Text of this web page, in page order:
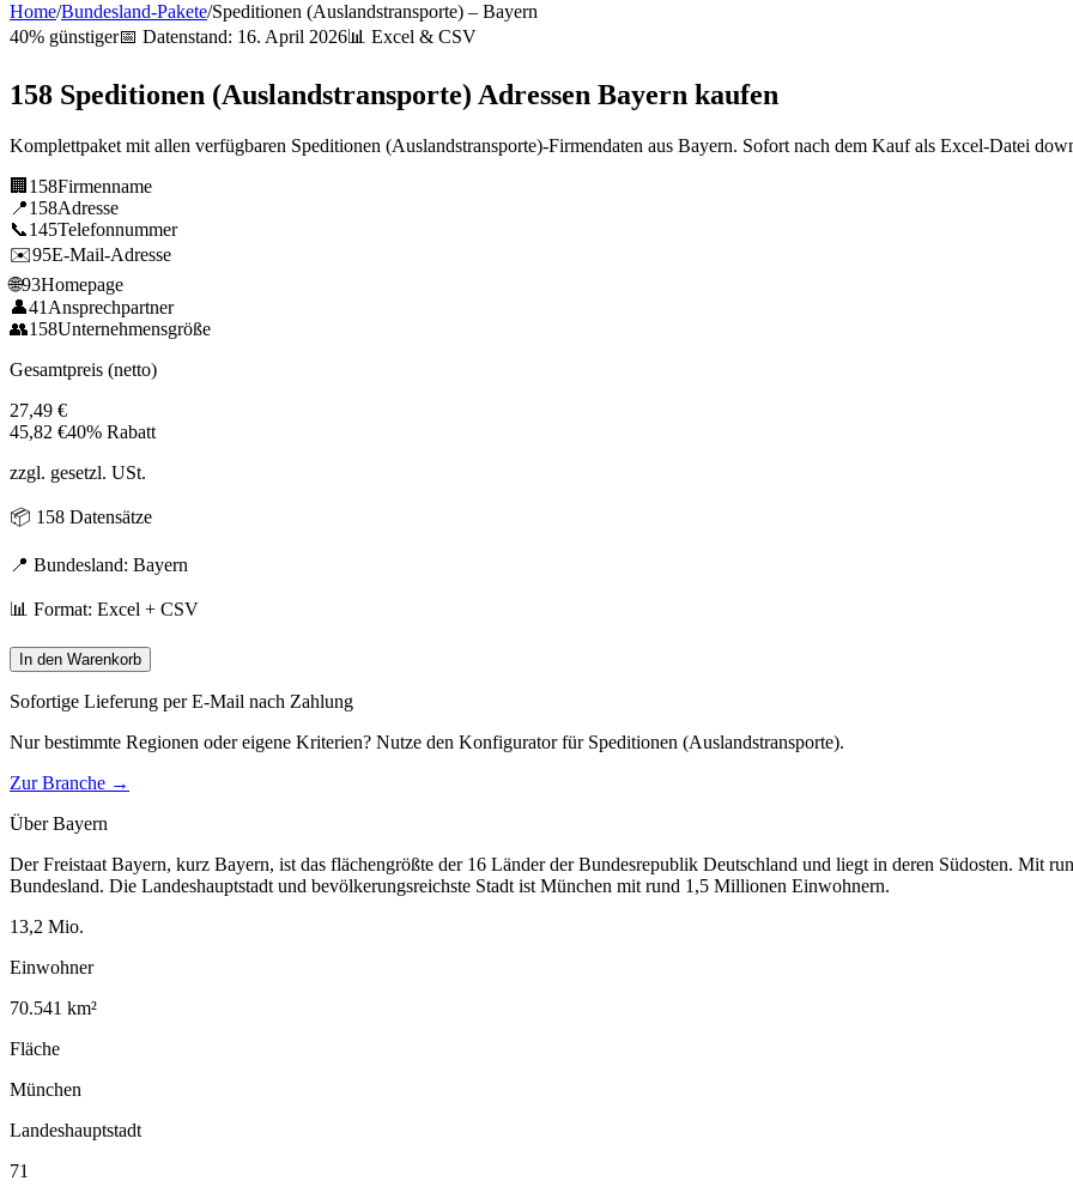
Home/Bundesland-Pakete/Speditionen (Auslandstransporte) – Bayern
40% günstiger📅 Datenstand: 16. April 2026📊 Excel & CSV
158 Speditionen (Auslandstransporte) Adressen Bayern kaufen
Komplettpaket mit allen verfügbaren Speditionen (Auslandstransporte)-Firmendaten aus Bayern. Sofort nach dem Kauf als Excel-Datei
🏢 158Firmenname
📍158Adresse
📞145Telefonnummer
✉️95E-Mail-Adresse
🌐93Homepage
👤41 Ansprechpartner
👥158Unternehmensgröße
Gesamtpreis (netto)
27,49 €
45,82 €40% Rabatt
zzgl. gesetzl. USt.
📦 158 Datensätze
📍 Bundesland: Bayern
📊 Format: Excel + CSV
In den Warenkorb
Sofortige Lieferung per E-Mail nach Zahlung
Nur bestimmte Regionen oder eigene Kriterien? Nutze den Konfigurator für Speditionen (Auslandstransporte).
Zur Branche →
ÜberBayern
Der Freistaat Bayern, kurz Bayern, ist das flächengrößte der 16 Länder der Bundesrepublik Deutschland und liegt in deren Südosten. Mit
Bundesland. Die Landeshauptstadt und bevölkerungsreichste Stadt ist München mit rund 1,5 Millionen Einwohnern.
13,2 Mio.
Einwohner
70.541 km²
Fläche
München
Landeshauptstadt
71